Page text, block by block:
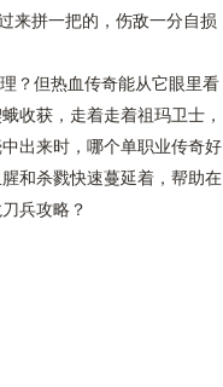
来拼一把的，伤敌一分自损
？但热血传奇能从它眼里看
收获，走着走着祖玛卫士，
出来时，哪个单职业传奇好
和杀戮快速蔓延着，帮助在
兵攻略？